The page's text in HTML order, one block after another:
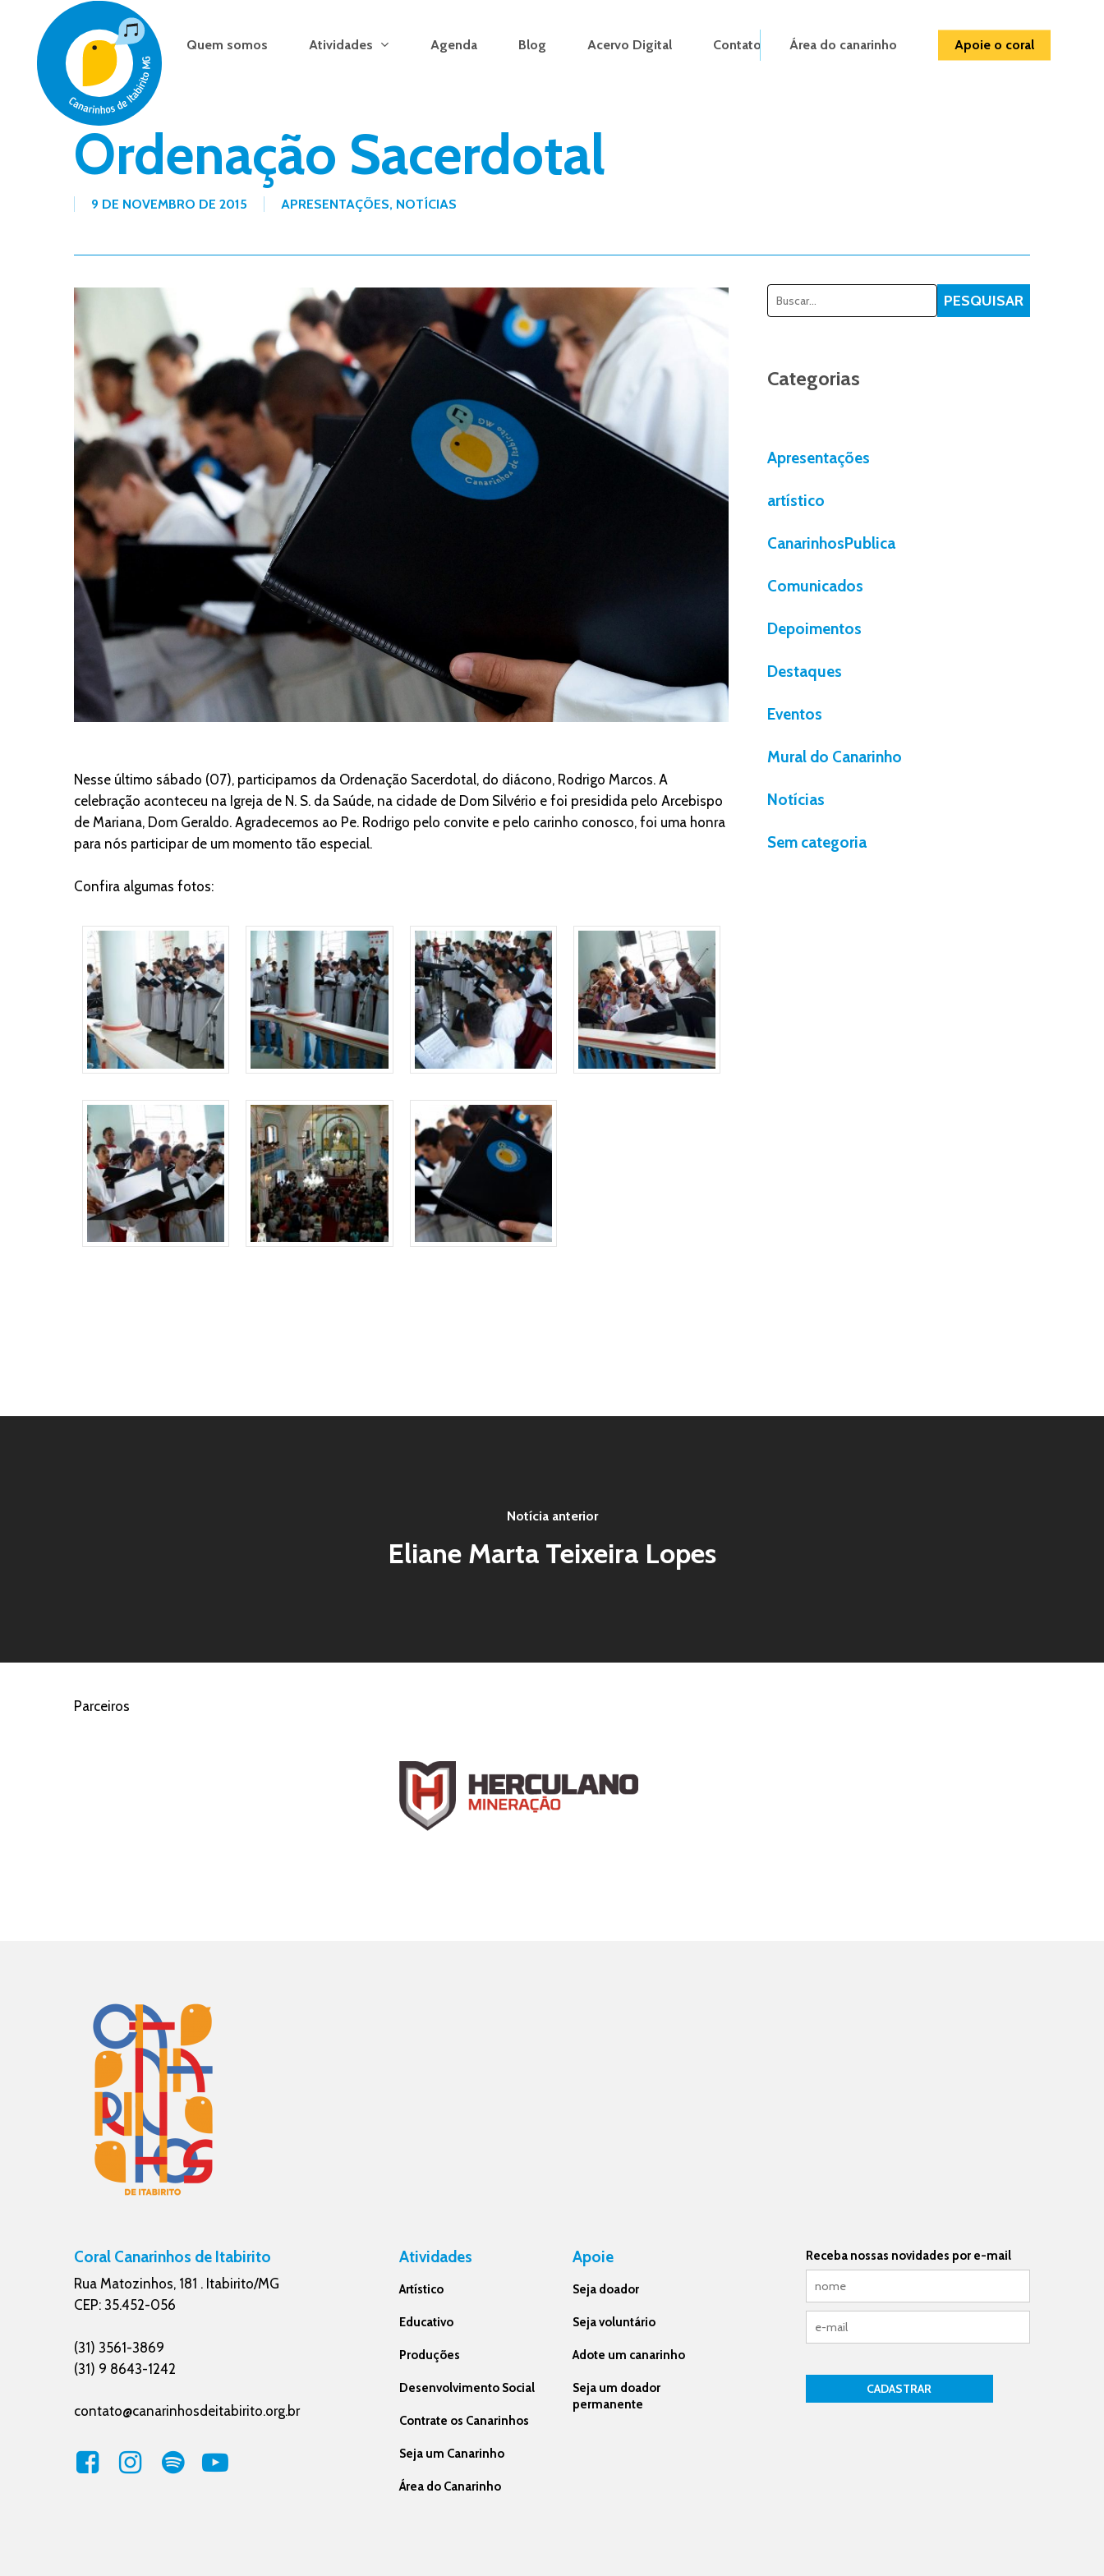
content
Quem somos Atividades Agenda Blog Acervo Digital Contato Área do canarinho Apoie o coral
Ordenação Sacerdotal
9 DE NOVEMBRO DE 2015 APRESENTAÇÕES, NOTÍCIAS
Nesse último sábado (07), participamos da Ordenação Sacerdotal, do diácono, Rodrigo Marcos. A
celebração aconteceu na Igreja de N. S. da Saúde, na cidade de Dom Silvério e foi presidida pelo Arcebispo
de Mariana, Dom Geraldo. Agradecemos ao Pe. Rodrigo pelo convite e pelo carinho conosco, foi uma honra
para nós participar de um momento tão especial.
Confira algumas fotos:
Pesquisar PESQUISAR
Categorias
Apresentações
artístico
CanarinhosPublica
Comunicados
Depoimentos
Destaques
Eventos
Mural do Canarinho
Notícias
Sem categoria
Notícia anterior
Eliane Marta Teixeira Lopes
Parceiros
Coral Canarinhos de Itabirito
Rua Matozinhos, 181 . Itabirito/MG
CEP: 35.452-056
(31) 3561-3869
(31) 9 8643-1242
contato@canarinhosdeitabirito.org.br
Atividades
Artístico
Educativo
Produções
Desenvolvimento Social
Contrate os Canarinhos
Seja um Canarinho
Área do Canarinho
Apoie
Seja doador
Seja voluntário
Adote um canarinho
Seja um doador
permanente
Receba nossas novidades por e-mail